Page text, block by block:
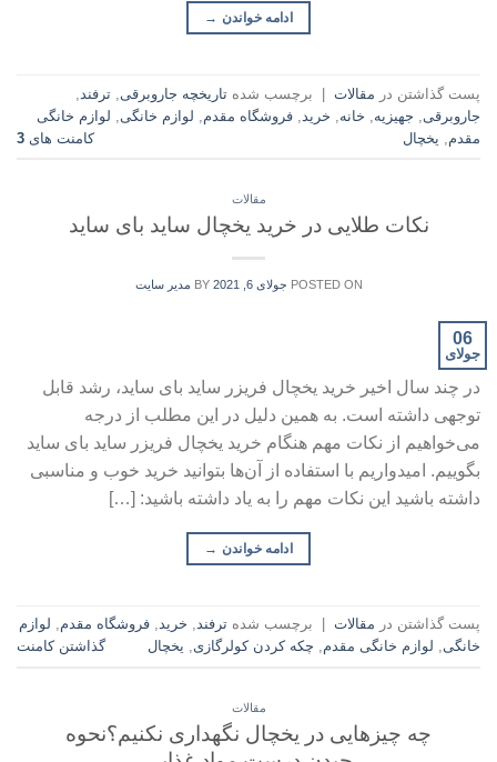
ادامه خواندن →
پست گذاشتن در مقالات | برچسب شده تاریخچه جاروبرقی ترفند
جاروبرقی
جهیزیه خانه خرید فروشگاه مقدم لوازم خانگی
لوازم خانگی
مقدم
یخچال کامنت های 3
مقالات
نکات طلایی در خرید یخچال ساید بای ساید
POSTED ON جولای 6, 2021 BY مدیر سایت
06
جولای
در چند سال اخیر خرید یخچال فریزر ساید بای ساید، رشد قابل
توجهی داشته است. به همین دلیل در این مطلب از درجه
می‌خواهیم از نکات مهم هنگام خرید یخچال فریزر ساید بای ساید
بگوییم. امیدواریم با استفاده از آن‌ها بتوانید خرید خوب و مناسبی
داشته باشید این نکات مهم را به یاد داشته باشید: […]
ادامه خواندن →
پست گذاشتن در مقالات برچسب شده ترفند, خرید, فروشگاه مقدم, لوازم
خانگی, لوازم خانگی مقدم, چکه کردن کولرگازی, یخچال گذاشتن کامنت
مقالات
چه چیزهایی در یخچال نگهداری نکنیم؟نحوه